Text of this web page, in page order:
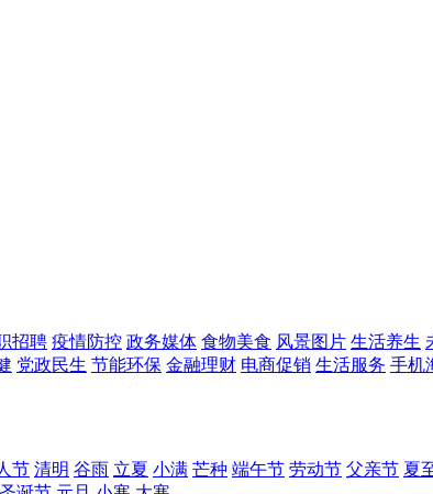
招聘 疫情防控 政务媒体 食物美食 风景图片 生活养生
党政民生 节能环保 金融理财 电商促销 生活服务 手机
节 清明 谷雨 立夏 小满 芒种 端午节 劳动节 父亲节 夏